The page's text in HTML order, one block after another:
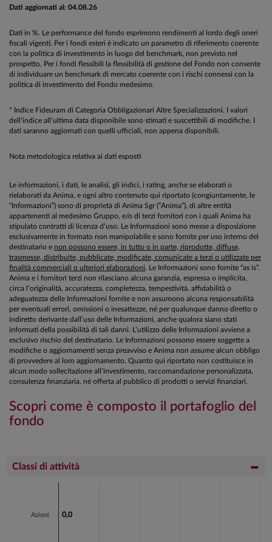
Dati aggiornati al: 04.08.26
Dati in %. Le performance del fondo esprimono rendimenti al lordo degli oneri
fiscali vigenti. Per i fondi esteri è indicato un parametro di riferimento coerente
con la politica di investimento in luogo del benchmark, non previsto nel
prospetto. Per i fondi flessibili la flessibilità di gestione del Fondo non consente
di individuare un benchmark di mercato coerente con i rischi connessi con la
politica di investimento del Fondo medesimo.
* Indice Fideuram di Categoria Obbligazionari Altre Specializzazioni. I valori
dell’indice all’ultima data disponibile sono stimati e suscettibili di modifiche. I
dati saranno aggiornati con quelli ufficiali, non appena disponibili.
Nota metodologica relativa ai dati esposti
Le informazioni, i dati, le analisi, gli indici, i rating, anche se elaborati o
rielaborati da Anima, e ogni altro contenuto qui riportato (congiuntamente, le
“Informazioni”) sono di proprietà di Anima Sgr (“Anima”), di altre entità
appartenenti al medesimo Gruppo, e/o di terzi fornitori con i quali Anima ha
stipulato contratti di licenza d’uso. Le Informazioni sono messe a disposizione
esclusivamente in formato non manipolabile e sono fornite per uso interno del
destinatario e non possono essere, in tutto o in parte, riprodotte, diffuse,
trasmesse, distribuite, pubblicate, modificate, comunicate a terzi o utilizzate per
finalità commerciali o ulteriori elaborazioni. Le Informazioni sono fornite “as is”.
Anima e i fornitori terzi non rilasciano alcuna garanzia, espressa o implicita,
circa l’originalità, accuratezza, completezza, tempestività, affidabilità o
adeguatezza delle Informazioni fornite e non assumono alcuna responsabilità
per eventuali errori, omissioni o inesattezze, né per qualunque danno diretto o
indiretto derivante dall’uso delle Informazioni, anche qualora siano stati
informati della possibilità di tali danni. L’utilizzo delle Informazioni avviene a
esclusivo rischio del destinatario. Le Informazioni possono essere soggette a
modifiche o aggiornamenti senza preavviso e Anima non assume alcun obbligo
di provvedere al loro aggiornamento. Quanto qui riportato non costituisce in
alcun modo sollecitazione all’investimento, raccomandazione personalizzata,
consulenza finanziaria, né offerta al pubblico di prodotti o servizi finanziari.
Scopri come è composto il portafoglio del
fondo
Classi di attività
View as data table, Chart
0,0
0,0
Azioni